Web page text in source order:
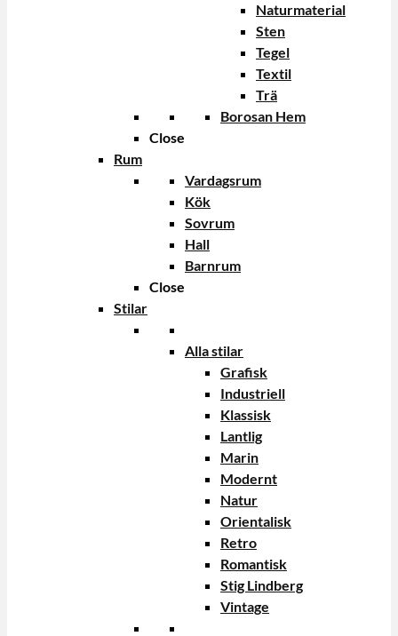
Naturmaterial
Sten
Tegel
Textil
Trä
Borosan Hem
Close
Rum
Vardagsrum
Kök
Sovrum
Hall
Barnrum
Close
Stilar
Alla stilar
Grafisk
Industriell
Klassisk
Lantlig
Marin
Modernt
Natur
Orientalisk
Retro
Romantisk
Stig Lindberg
Vintage